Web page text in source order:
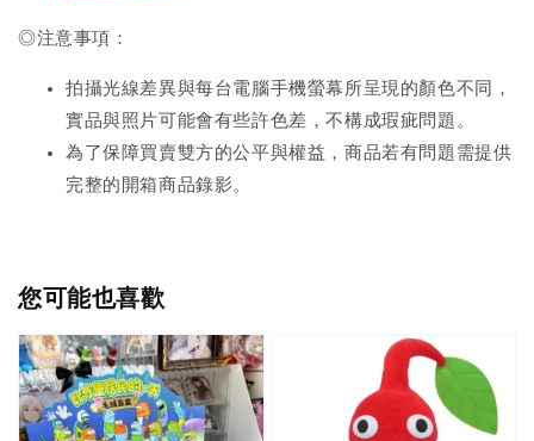
◎注意事項：
拍攝光線差異與每台電腦手機螢幕所呈現的顏色不同，
實品與照片可能會有些許色差，不構成瑕疵問題。
為了保障買賣雙方的公平與權益，商品若有問題需提供
完整的開箱商品錄影。
您可能也喜歡